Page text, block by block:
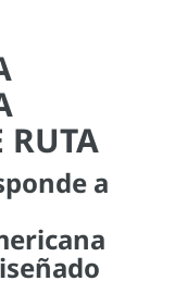
RUTA
a